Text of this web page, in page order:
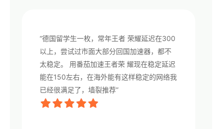
“德国留学生一枚，常年王者 荣耀延迟在300
以上，尝试过市面大部分回国加速器，都不
太稳定。 用番茄加速王者荣 耀现在稳定延迟
能在150左右，在海外能有这样稳定的网络我
已经很满足了，墙裂推荐”